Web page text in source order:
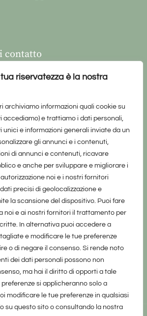
riservatezza è la nostra
archiviamo informazioni quali cookie su
accediamo) e trattiamo i dati personali,
unici e informazioni generali inviate da un
gli annunci e i contenuti,
di annunci e contenuti, ricavare
e anche per sviluppare e migliorare i
noi e i nostri fornitori
precisi di geolocalizzazione e
la scansione del dispositivo. Puoi fare
noi e ai nostri fornitori il trattamento per
In alternativa puoi accedere a
e modificare le tue preferenze
o di negare il consenso. Si rende noto
dei dati personali possono non
ma hai il diritto di opporti a tale
si applicheranno solo a
modificare le tue preferenze in qualsiasi
su questo sito o consultando la nostra
contatto